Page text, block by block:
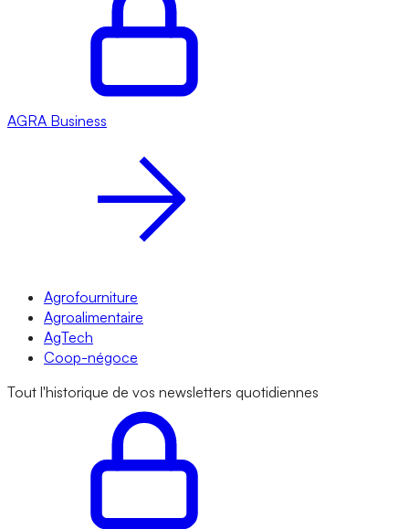
AGRA Business
Agrofourniture
Agroalimentaire
AgTech
Coop-négoce
Tout l'historique de vos newsletters quotidiennes